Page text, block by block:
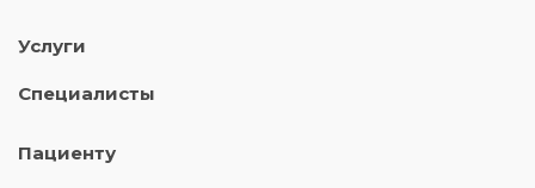
Услуги
Специалисты
Пациенту